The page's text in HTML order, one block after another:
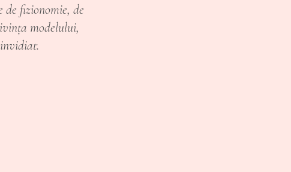
de fizionomie, de
modelului,